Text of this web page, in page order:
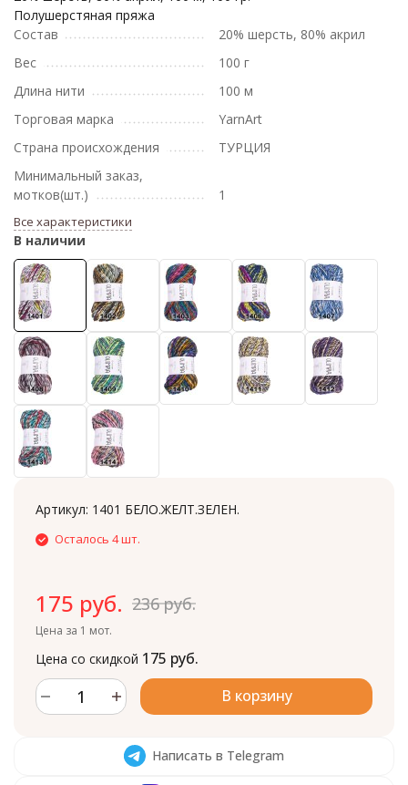
Полушерстяная пряжа
Состав
20% шерсть, 80% акрил
Вес
100 г
Длина нити
100 м
Торговая марка
YarnArt
Страна происхождения
ТУРЦИЯ
Минимальный заказ,
мотков(шт.)
1
Все характеристики
В наличии
Артикул: 1401 БЕЛО.ЖЕЛТ.ЗЕЛЕН.
Осталось 4 шт.
175 руб. 236 руб.
Цена за 1 мот.
Цена со скидкой 175 руб.
В корзину
Написать в Telegram